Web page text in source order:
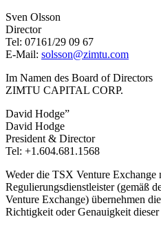
Sven Olsson
Director
Tel: 07161/29 09 67
E-Mail: solsson@zimtu.com
Im Namen des Board of Directors
ZIMTU CAPITAL CORP.
David Hodge”
David Hodge
President & Director
Tel: +1.604.681.1568
Weder die TSX Venture Exchange
Regulierungsdienstleister (gemäß
Venture Exchange) übernehmen
Richtigkeit oder Genauigkeit dieser